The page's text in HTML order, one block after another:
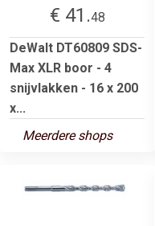
€ 41.48
DeWalt DT60809 SDS-
Max XLR boor - 4
snijvlakken - 16 x 200
x...
Meerdere shops